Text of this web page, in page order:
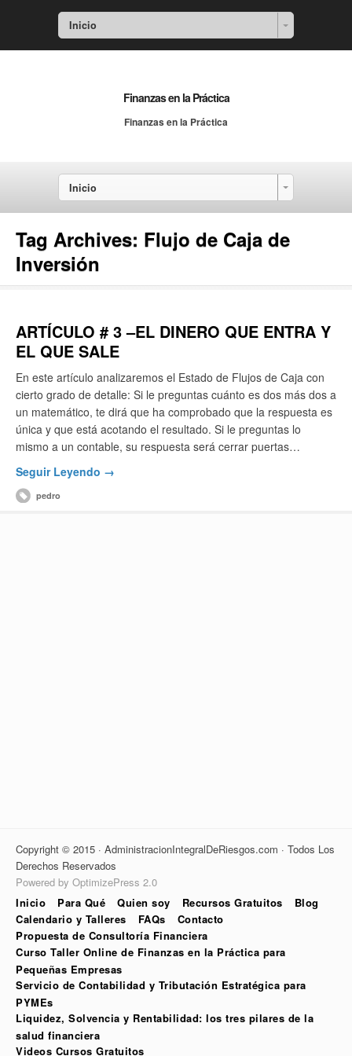
Inicio
Finanzas en la Práctica
Finanzas en la Práctica
Inicio
Tag Archives: Flujo de Caja de
Inversión
ARTÍCULO # 3 –EL DINERO QUE ENTRA Y
EL QUE SALE
En este artículo analizaremos el Estado de Flujos de Caja con
cierto grado de detalle: Si le preguntas cuánto es dos más dos a
un matemático, te dirá que ha comprobado que la respuesta es
única y que está acotando el resultado. Si le preguntas lo
mismo a un contable, su respuesta será cerrar puertas…
Seguir Leyendo →
pedro
Copyright © 2015 · AdministracionIntegralDeRiesgos.com · Todos Los
Derechos Reservados
Powered by OptimizePress 2.0
Inicio
Para Qué Quien soy Recursos Gratuitos
Blog
Calendario y Talleres
FAQs
Contacto
Propuesta de Consultoría Financiera
Curso Taller Online de Finanzas en la Práctica para
Pequeñas Empresas
Servicio de Contabilidad y Tributación Estratégica para
PYMEs
Liquidez, Solvencia y Rentabilidad: los tres pilares de la
salud financiera
Videos Cursos Gratuitos